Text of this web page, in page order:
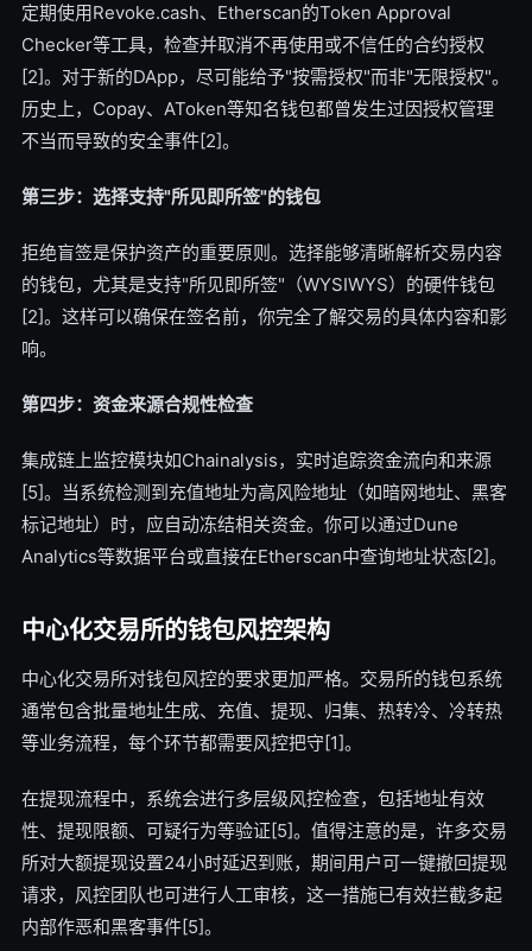
定期使用Revoke.cash、Etherscan的Token Approval
Checker等工具，检查并取消不再使用或不信任的合约授权
[2]。对于新的DApp，尽可能给予"按需授权"而非"无限授权"。
历史上，Copay、AToken等知名钱包都曾发生过因授权管理
不当而导致的安全事件[2]。
第三步：选择支持"所见即所签"的钱包
拒绝盲签是保护资产的重要原则。选择能够清晰解析交易内容
的钱包，尤其是支持"所见即所签"（WYSIWYS）的硬件钱包
[2]。这样可以确保在签名前，你完全了解交易的具体内容和影
响。
第四步：资金来源合规性检查
集成链上监控模块如Chainalysis，实时追踪资金流向和来源
[5]。当系统检测到充值地址为高风险地址（如暗网地址、黑客
标记地址）时，应自动冻结相关资金。你可以通过Dune
Analytics等数据平台或直接在Etherscan中查询地址状态[2]。
中心化交易所的钱包风控架构
中心化交易所对钱包风控的要求更加严格。交易所的钱包系统
通常包含批量地址生成、充值、提现、归集、热转冷、冷转热
等业务流程，每个环节都需要风控把守[1]。
在提现流程中，系统会进行多层级风控检查，包括地址有效
性、提现限额、可疑行为等验证[5]。值得注意的是，许多交易
所对大额提现设置24小时延迟到账，期间用户可一键撤回提现
请求，风控团队也可进行人工审核，这一措施已有效拦截多起
内部作恶和黑客事件[5]。